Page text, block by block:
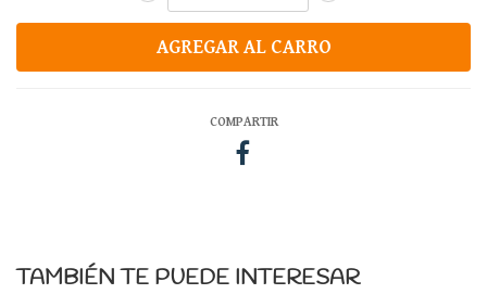
COMPARTIR
TAMBIÉN TE PUEDE INTERESAR